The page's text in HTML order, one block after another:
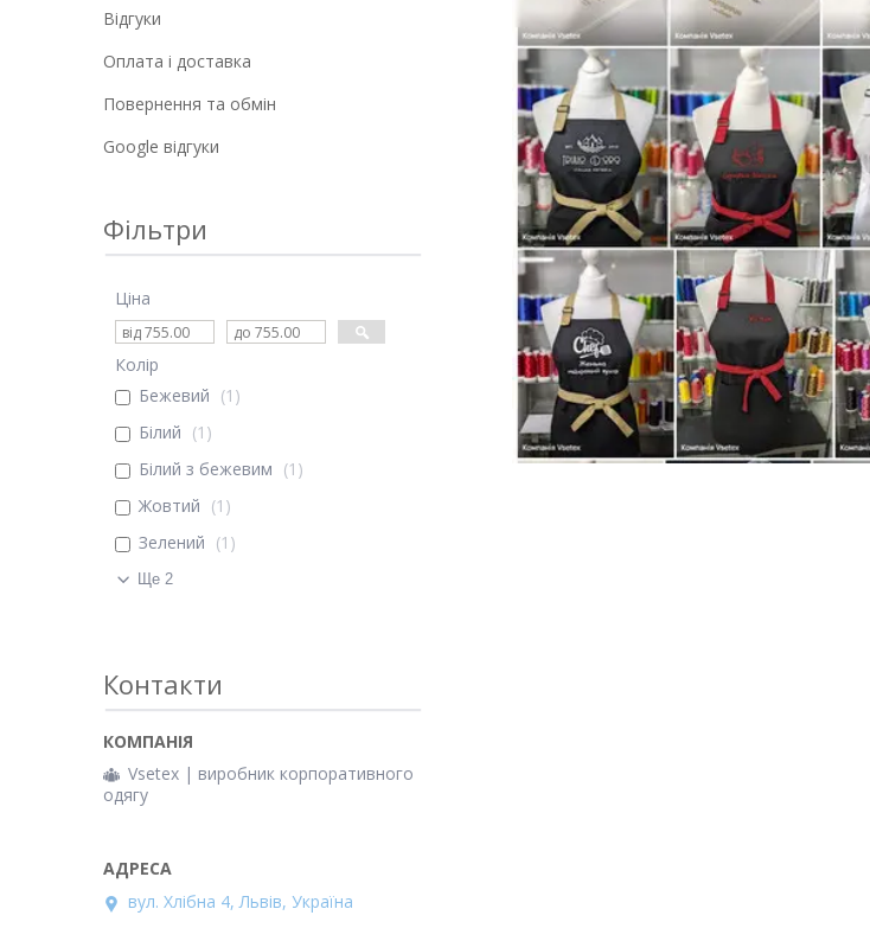
Відгуки
Оплата і доставка
Повернення та обмін
Google відгуки
Фільтри
Ціна
Колір
Бежевий
1
Білий
1
Білий з бежевим
1
Жовтий
1
Зелений
1
Ще 2
Контакти
Vsetex | виробник корпоративного
одягу
вул. Хлібна 4, Львів, Україна